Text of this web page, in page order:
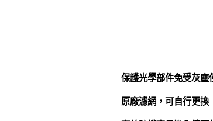
保護光學部件免受灰塵
原廠濾網，可自行更換